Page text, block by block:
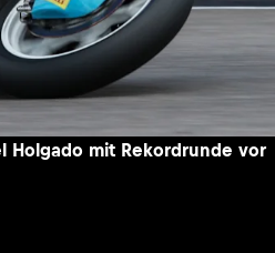
Holgado mit Rekordrunde vor